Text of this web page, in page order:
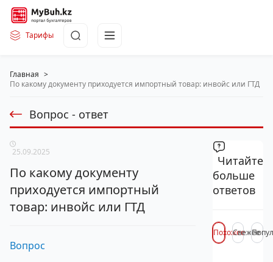
Тарифы
Главная >
По какому документу приходуется импортный товар: инвойс или ГТД
Вопрос - ответ
25.09.2025
По какому документу
приходуется импортный
товар: инвойс или ГТД
Вопрос
Читайте
больше
ответов
ПохожееСвежее